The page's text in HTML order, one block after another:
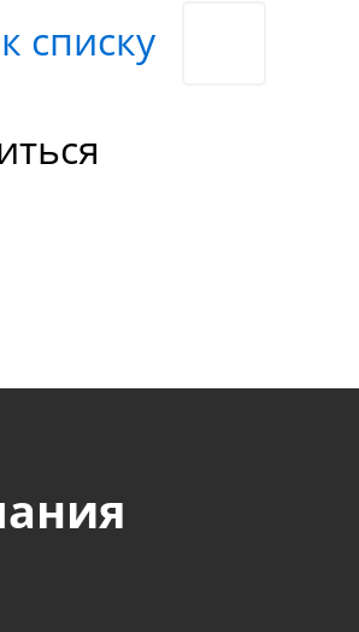
и
списку